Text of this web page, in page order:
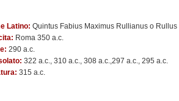
Latino: Quintus Fabius Maximus Rullianus o Rullus
Roma 350 a.c.
290 a.c.
322 a.c., 310 a.c., 308 a.c.,297 a.c., 295 a.c.
315 a.c.